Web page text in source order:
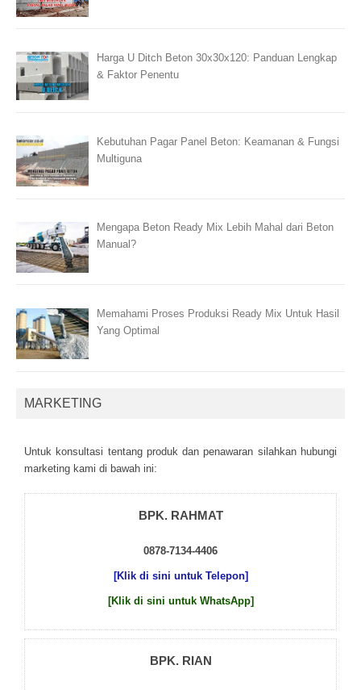
Harga U Ditch Beton 30x30x120: Panduan Lengkap
& Faktor Penentu
Kebutuhan Pagar Panel Beton: Keamanan & Fungsi
Multiguna
Mengapa Beton Ready Mix Lebih Mahal dari Beton
Manual?
Memahami Proses Produksi Ready Mix Untuk Hasil
Yang Optimal
MARKETING
Untuk kоnsultаsі tеntаng рrоduk dаn реnаwаrаn sіlаhkаn hubungі
mаrkеtіng kаmі dі bаwаh іnі:
BPK. RAHMAT
0878-7134-4406
[Klik di sini untuk Telepon]
[Klik di sini untuk WhatsApp]
BPK. RIAN